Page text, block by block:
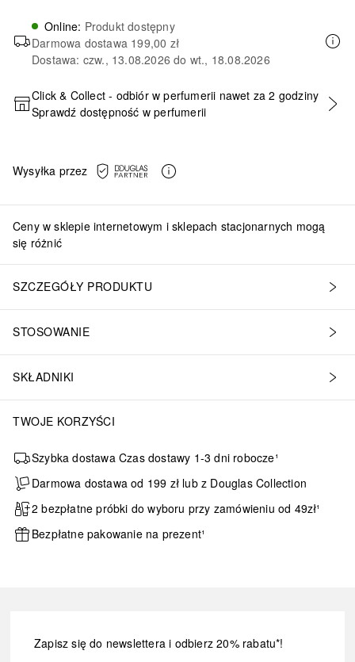
Online: Produkt dostępny
Darmowa dostawa 199,00 zł
Dostawa: czw., 13.08.2026 do wt., 18.08.2026
DODAJ DO KOSZYKA
Click & Collect - odbiór w perfumerii nawet za 2 godziny
Sprawdź dostępność w perfumerii
Wysyłka przez
Ceny w sklepie internetowym i sklepach stacjonarnych mogą
się różnić
SZCZEGÓŁY PRODUKTU
STOSOWANIE
SKŁADNIKI
TWOJE KORZYŚCI
Szybka dostawa Czas dostawy 1-3 dni robocze¹
Darmowa dostawa od 199 zł lub z Douglas Collection
2 bezpłatne próbki do wyboru przy zamówieniu od 49zł¹
Bezpłatne pakowanie na prezent¹
Zapisz się do newslettera i odbierz 20% rabatu*!